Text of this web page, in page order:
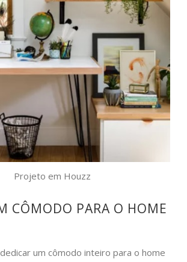
Projeto em Houzz
CÔMODO PARA O HOME
um cômodo inteiro para o home